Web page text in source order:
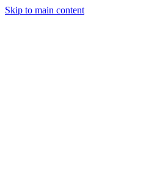
Skip to main content